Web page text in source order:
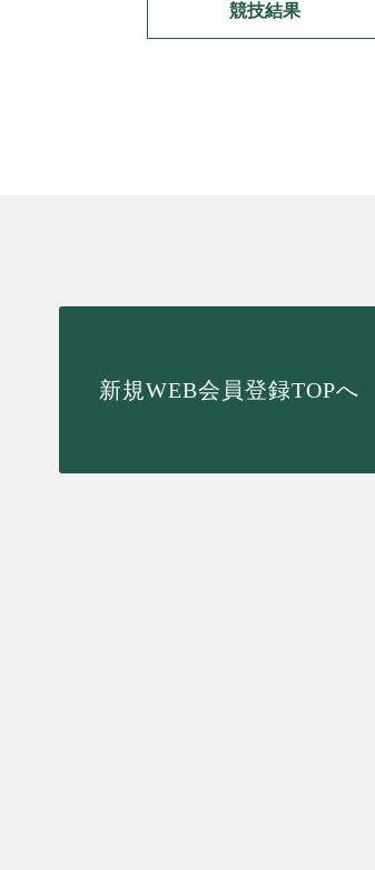
競技結果
新規WEB会員登録TOPへ